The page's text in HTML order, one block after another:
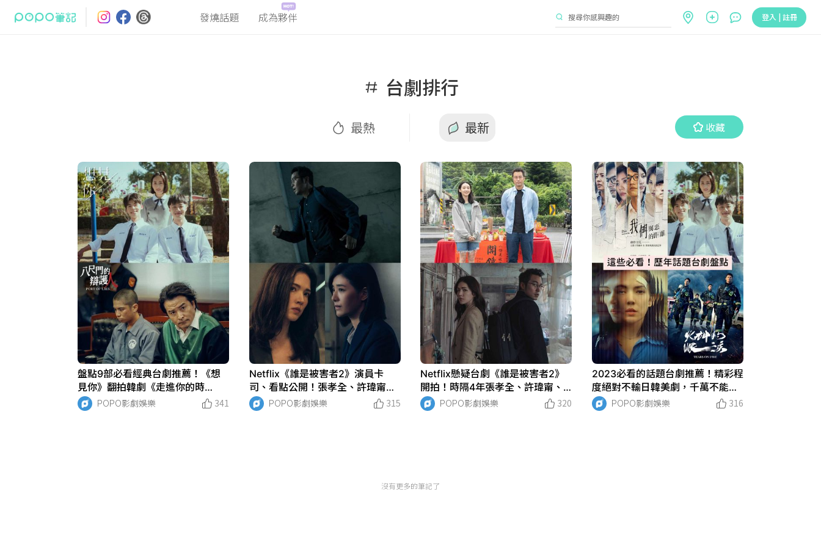
發燒話題 成為夥伴 登入 | 註冊
台劇排行
最熱 最新 收藏
最熱 收藏
盤點9部必看經典台劇推薦！《想
見你》翻拍韓劇《走進你的時
間》，《八尺門的辯護人》好評登
Netflix排行冠軍！
POPO影劇娛樂 341
Netflix《誰是被害者2》演員卡
司、看點公開！張孝全、許瑋甯原
班人馬回歸，女神蘇慧倫時隔11年
再演台劇！
POPO影劇娛樂 315
Netflix懸疑台劇《誰是被害者2》
開拍！時隔4年張孝全、許瑋甯、
王識賢、李沐第二季原班人馬回歸
POPO影劇娛樂 320
2023必看的話題台劇推薦！精彩程
度絕對不輸日韓美劇，千萬不能錯
過！ POPO影劇娛樂 316
沒有更多的筆記了